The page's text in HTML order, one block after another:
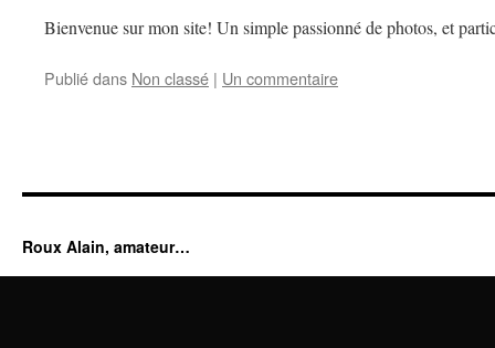
Bienvenue sur mon site! Un simple passionné de photos, et
Publié dans Non classé | Un commentaire
Roux Alain, amateur…